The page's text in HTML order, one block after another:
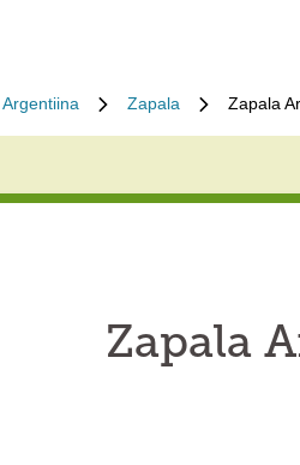
Argentiina Zapala Zapala
Zapala